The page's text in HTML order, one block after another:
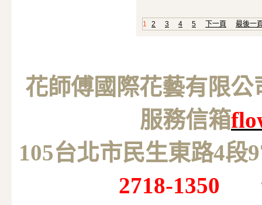
1 2 3 4 5 下一頁 最後一
花師傅國際花藝有限
服務信箱
105台北市民生東路4
2718-1350